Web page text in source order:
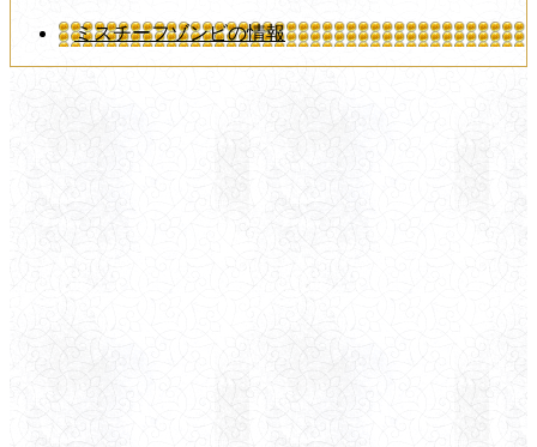
ミスチーフゾンビの情報